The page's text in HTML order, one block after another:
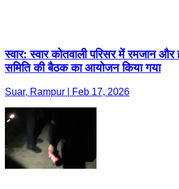
स्वार: स्वार कोतवाली परिसर में रमजान और
समिति की बैठक का आयोजन किया गया
Suar, Rampur | Feb 17, 2026